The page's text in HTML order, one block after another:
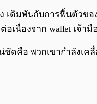
เดิมพันกับการฟื้นตัวข
เนื่องจาก wallet เจ้ามือ
ดคือ พวกเขากำลังเ